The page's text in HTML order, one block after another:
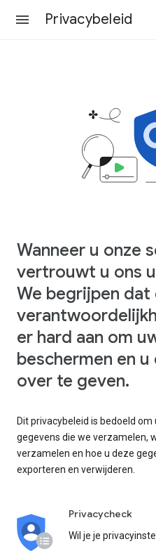
Privacybeleid
Wanneer u onze
vertrouwt u ons
We begrijpen
er hard aan om
beschermen en
over te geven.
Dit privacybeleid is bedoeld
gegevens die we verzamelen,
verzamelen en hoe u deze
exporteren en verwijderen.
Privacycheck
Wil je je